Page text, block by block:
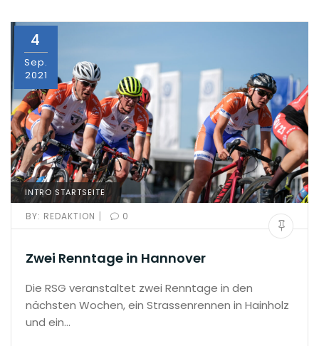
4
Sep.
2021
INTRO STARTSEITE
BY: REDAKTION | 0
Zwei Renntage in Hannover
Die RSG veranstaltet zwei Renntage in den
nächsten Wochen, ein Strassenrennen in Hainholz
und ein…